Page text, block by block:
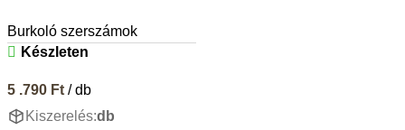
Burkoló szerszámok
Készleten
5 .790 Ft/ db
Kiszerelés:db